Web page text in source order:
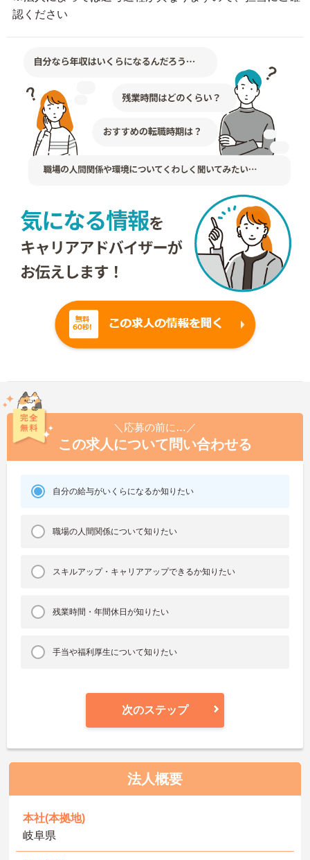
認ください
＼応募の前に…／
この求人について問い合わせる
自分の給与がいくらになるか知りたい
職場の人間関係について知りたい
スキルアップ・キャリアアップできるか知りたい
残業時間・年間休日が知りたい
手当や福利厚生について知りたい
次のステップ
法人概要
本社(本拠地)
岐阜県